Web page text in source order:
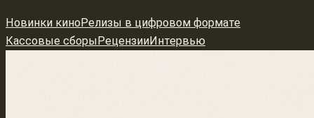
к
содержимому
Новинки киноРелизы в цифровом формате
Кассовые сборыРецензииИнтервью